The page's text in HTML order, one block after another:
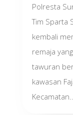
Polresta
Tim Sparta
kembali
remaja
tawuran
kawasan